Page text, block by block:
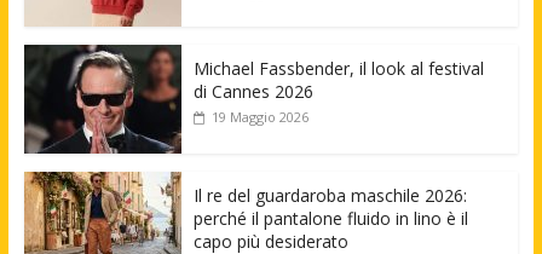
Michael Fassbender, il look al festival
di Cannes 2026
19 Maggio 2026
Il re del guardaroba maschile 2026:
perché il pantalone fluido in lino è il
capo più desiderato